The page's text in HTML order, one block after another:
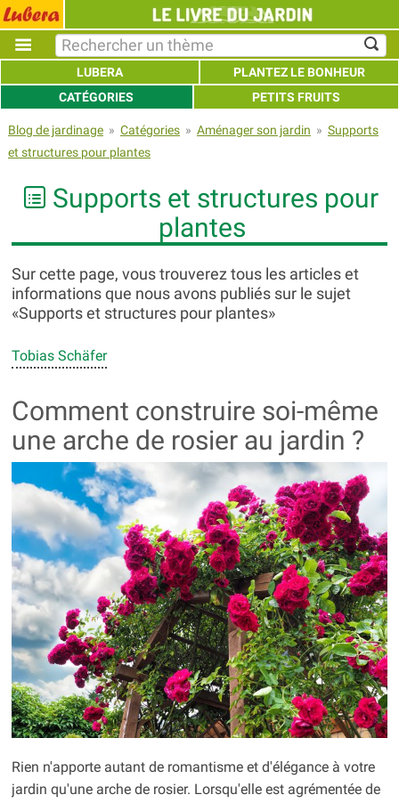
LUBERA
PLANTEZ LE BONHEUR
CATÉGORIES
PETITS FRUITS
Blog de jardinage» Catégories» Aménager son jardin » Supports
et structures pour plantes
Supports et structures pour
plantes
Sur cette page, vous trouverez tous les articles et
informations que nous avons publiés sur le sujet
«Supports et structures pour plantes»
Tobias Schäfer
Comment construire soi-même
une arche de rosier au jardin ?
Rien n'apporte autant de romantisme et d'élégance à votre
jardin qu'une arche de rosier. Lorsqu'elle est agrémentée de